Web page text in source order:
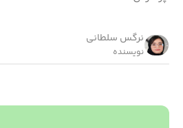
نرگس سلطانی
نویسنده